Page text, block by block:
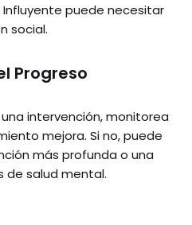
puede necesitar
social.
Progreso
intervención, monitorea
mejora. Si no, puede
más profunda o una
de salud mental.